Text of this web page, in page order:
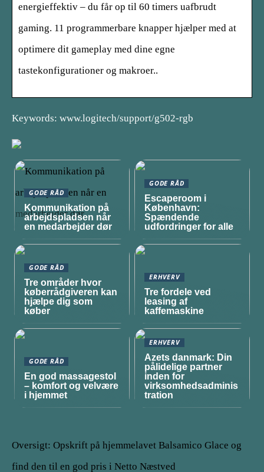
energieffektiv – du får op til 60 timers uafbrudt
gaming. 11 programmerbare knapper hjælper med at
optimere dit gameplay med dine egne
tastekonfigurationer og makroer..
Keywords: www.logitech/support/g502-rgb
GODE RÅD
Kommunikation på
arbejdspladsen når
en medarbejder dør
GODE RÅD
Escaperoom i
København:
Spændende
udfordringer for alle
GODE RÅD
Tre områder hvor
køberrådgiveren kan
hjælpe dig som
køber
ERHVERV
Tre fordele ved
leasing af
kaffemaskine
GODE RÅD
En god massagestol
– komfort og velvære
i hjemmet
ERHVERV
Azets danmark: Din
pålidelige partner
inden for
virksomhedsadminis
tration
Oversigt: Opskrift på hjemmelavet Balsamico Glace og
find den til en god pris i Netto Næstved